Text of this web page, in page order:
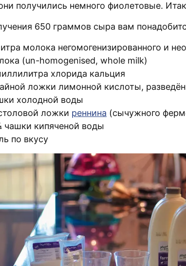
получились немного фиолетовые.
650 граммов сыра вам
молока негомогенизированного и
(un-homogenised, whole milk)
хлорида кальция
ложки лимонной кислоты,
холодной воды
ложки реннина (сычужного
чашки кипяченой воды
по вкусу